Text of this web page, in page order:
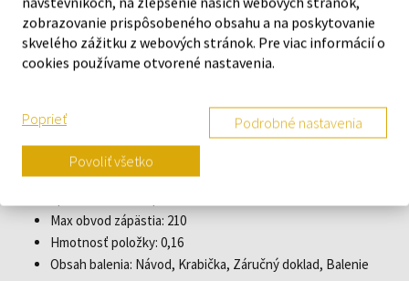
Zadná strana puzdra: Spodok z nerezovej ocele, skrutkovaný
Pohlavie: Muži
Sklo: tvrdené, Minerálne sklo
Štýl: Moderný
Materiál remienka: Nerezová oceľ
Farba remienka: Strieborná
Šírka pastorka: 20
Max obvod zápästia: 210
Hmotnosť položky: 0,16
Obsah balenia: Návod, Krabička, Záručný doklad, Balenie
zobrazovanie prispôsobeného obsahu a na poskytovanie
skvelého zážitku z webových stránok. Pre viac informácií o
cookies používame otvorené nastavenia.
Poprieť Podrobné nastavenia
Povoliť všetko